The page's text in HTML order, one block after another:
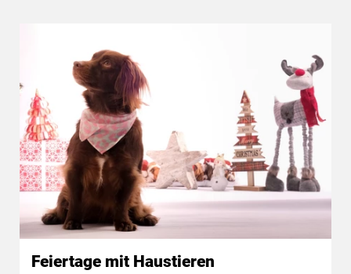
Feiertage mit Haustieren